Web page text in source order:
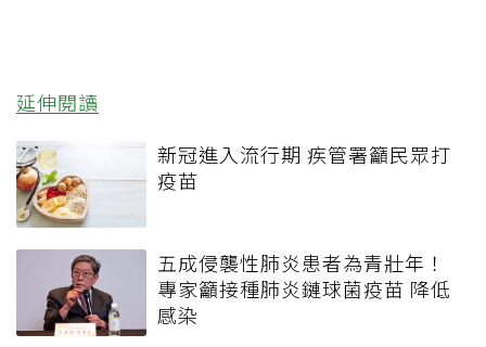
延伸閱讀
新冠進入流行期 疾管署籲民眾打
疫苗
五成侵襲性肺炎患者為青壯年！
專家籲接種肺炎鏈球菌疫苗 降低
感染